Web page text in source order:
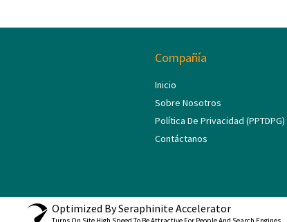
R -
F
M
Compañía
Inicio
Sobre Nosotros
Política De Privacidad (PPTDPG)
Contáctanos
Optimized By Seraphinite Accelerator